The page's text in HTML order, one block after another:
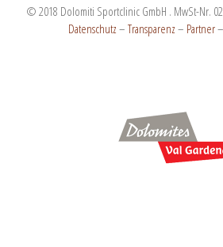
© 2018 Dolomiti Sportclinic GmbH . MwSt-Nr.
Datenschutz – Transparenz – Partner–